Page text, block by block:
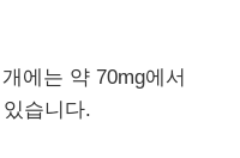
에는 약 70mg에서
습니다.